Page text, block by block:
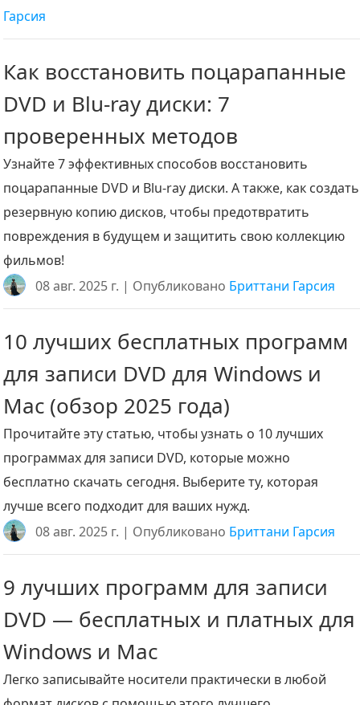
Гарсия
Как восстановить поцарапанные
DVD и Blu-ray диски: 7
проверенных методов
Узнайте 7 эффективных способов восстановить
поцарапанные DVD и Blu-ray диски. А также, как создать
резервную копию дисков, чтобы предотвратить
повреждения в будущем и защитить свою коллекцию
фильмов!
08 авг. 2025 г. | Опубликовано Бриттани Гарсия
10 лучших бесплатных программ
для записи DVD для Windows и
Mac (обзор 2025 года)
Прочитайте эту статью, чтобы узнать о 10 лучших
программах для записи DVD, которые можно
бесплатно скачать сегодня. Выберите ту, которая
лучше всего подходит для ваших нужд.
08 авг. 2025 г. | Опубликовано Бриттани Гарсия
9 лучших программ для записи
DVD — бесплатных и платных для
Windows и Mac
Легко записывайте носители практически в любой